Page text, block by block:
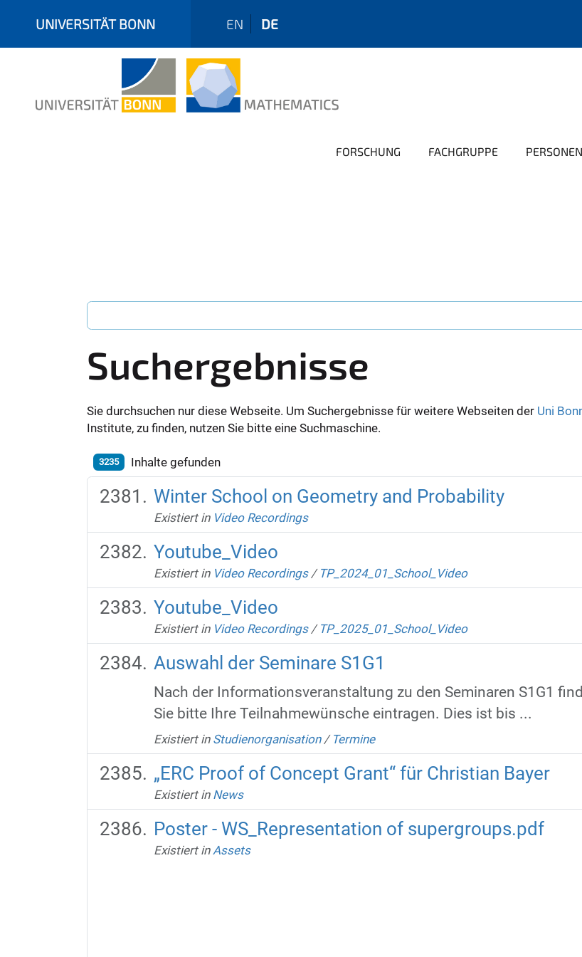
UNIVERSITÄT BONN EN DE
FORSCHUNG FACHGRUPPE PERSONEN
Suchergebnisse
Sie durchsuchen nur diese Webseite. Um Suchergebnisse für weitere Webseiten der Uni
Institute, zu finden, nutzen Sie bitte eine Suchmaschine.
3235 Inhalte gefunden
Winter School on Geometry and Probability
Existiert in Video Recordings
Youtube_Video
Existiert in Video Recordings / TP_2024_01_School_Video
Youtube_Video
Existiert in Video Recordings / TP_2025_01_School_Video
Auswahl der Seminare S1G1
Nach der Informationsveranstaltung zu den Seminaren S1G1
Sie bitte Ihre Teilnahmewünsche eintragen. Dies ist bis ...
Existiert in Studienorganisation / Termine
„ERC Proof of Concept Grant“ für Christian Bayer
Existiert in News
Poster - WS_Representation of supergroups.pdf
Existiert in Assets